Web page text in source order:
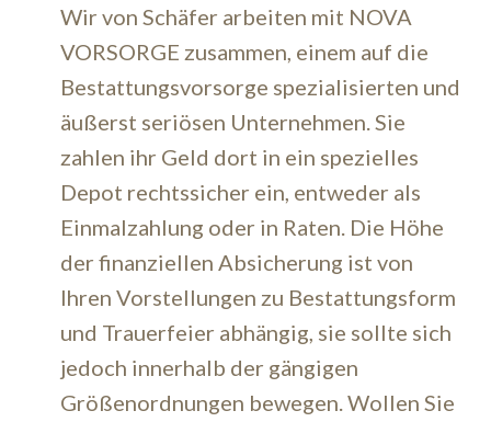
Wir von Schäfer arbeiten mit NOVA
VORSORGE zusammen, einem auf die
Bestattungsvorsorge spezialisierten und
äußerst seriösen Unternehmen. Sie
zahlen ihr Geld dort in ein spezielles
Depot rechtssicher ein, entweder als
Einmalzahlung oder in Raten. Die Höhe
der finanziellen Absicherung ist von
Ihren Vorstellungen zu Bestattungsform
und Trauerfeier abhängig, sie sollte sich
jedoch innerhalb der gängigen
Größenordnungen bewegen. Wollen Sie